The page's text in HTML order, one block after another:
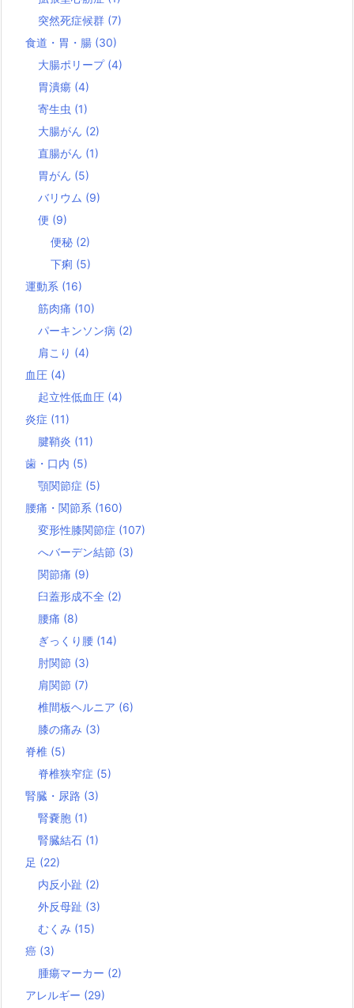
突然死症候群 (7)
食道・胃・腸 (30)
大腸ポリープ (4)
胃潰瘍 (4)
寄生虫 (1)
大腸がん (2)
直腸がん (1)
胃がん (5)
バリウム (9)
便 (9)
便秘 (2)
下痢 (5)
運動系 (16)
筋肉痛 (10)
パーキンソン病 (2)
肩こり (4)
血圧 (4)
起立性低血圧 (4)
炎症 (11)
腱鞘炎 (11)
歯・口内 (5)
顎関節症 (5)
腰痛・関節系 (160)
変形性膝関節症 (107)
へバーデン結節 (3)
関節痛 (9)
臼蓋形成不全 (2)
腰痛 (8)
ぎっくり腰 (14)
肘関節 (3)
肩関節 (7)
椎間板ヘルニア (6)
膝の痛み (3)
脊椎 (5)
脊椎狭窄症 (5)
腎臓・尿路 (3)
腎嚢胞 (1)
腎臓結石 (1)
足 (22)
内反小趾 (2)
外反母趾 (3)
むくみ (15)
癌 (3)
腫瘍マーカー (2)
アレルギー (29)